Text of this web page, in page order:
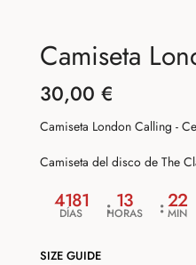
Camiseta
30,00 €
Camiseta London Calling -
Camiseta del disco de The
4181
DÍAS 13
HORAS 22
MIN
SIZE GUIDE